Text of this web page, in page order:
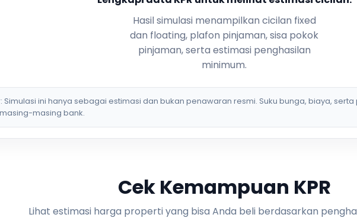
Hasil simulasi menampilkan cicilan fixed
dan floating, plafon pinjaman, sisa pokok
pinjaman, serta estimasi penghasilan
minimum.
Simulasi ini hanya sebagai estimasi dan bukan penawaran resmi. Suku bunga, biaya,
masing bank.
Cek Kemampuan KPR
Lihat estimasi harga properti yang bisa Anda beli berdasarkan